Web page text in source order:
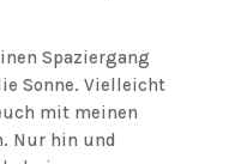
Spaziergang
Sonne. Vielleicht
mit meinen
Nur hin und